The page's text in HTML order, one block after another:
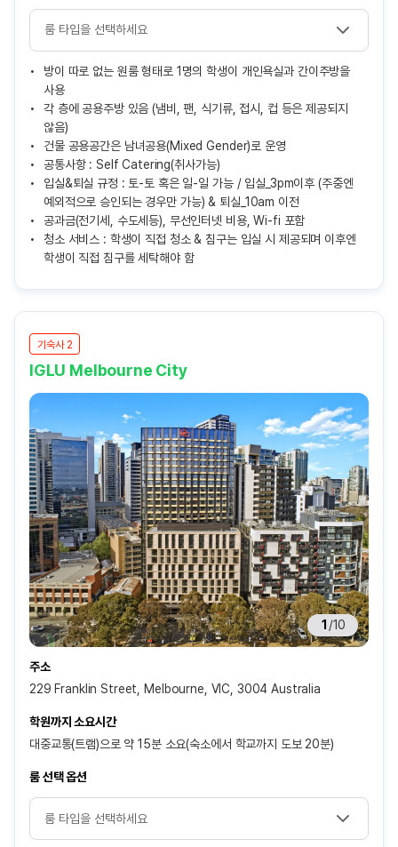
방이 따로 없는 원룸 형태로 1명의 학생이 개인욕실과 간이주방을
사용
각 층에 공용주방 있음 (냄비, 팬, 식기류, 접시, 컵 등은 제공되지
않음)
건물 공용공간은 남녀공용(Mixed Gender)로 운영
공통사항 : Self Catering(취사가능)
입실&퇴실 규정 : 토-토 혹은 일-일 가능 / 입실_3pm이후 (주중엔
예외적으로 승인되는 경우만 가능) & 퇴실_10am 이전
공과금(전기세, 수도세등), 무선인터넷 비용, Wi-fi 포함
청소 서비스 : 학생이 직접 청소 & 침구는 입실 시 제공되며 이후엔
학생이 직접 침구를 세탁해야 함
기숙사 2
IGLU Melbourne City
1 /10
주소
229 Franklin Street, Melbourne, VIC, 3004 Australia
학원까지 소요시간
대중교통(트램)으로 약 15분 소요(숙소에서 학교까지 도보 20분)
룸 선택 옵션